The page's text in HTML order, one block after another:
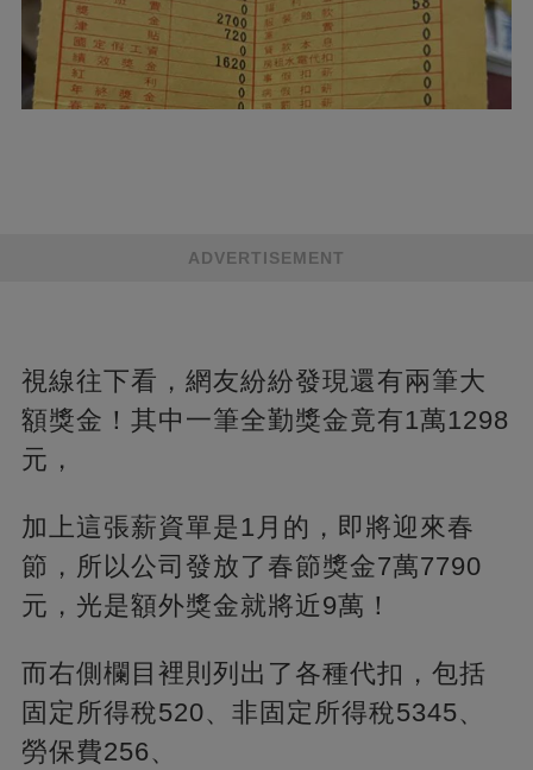
ADVERTISEMENT
視線往下看，網友紛紛發現還有兩筆大
額獎金！其中一筆全勤獎金竟有1萬1298
元，
加上這張薪資單是1月的，即將迎來春
節，所以公司發放了春節獎金7萬7790
元，光是額外獎金就將近9萬！
而右側欄目裡則列出了各種代扣，包括
固定所得稅520、非固定所得稅5345、
勞保費256、